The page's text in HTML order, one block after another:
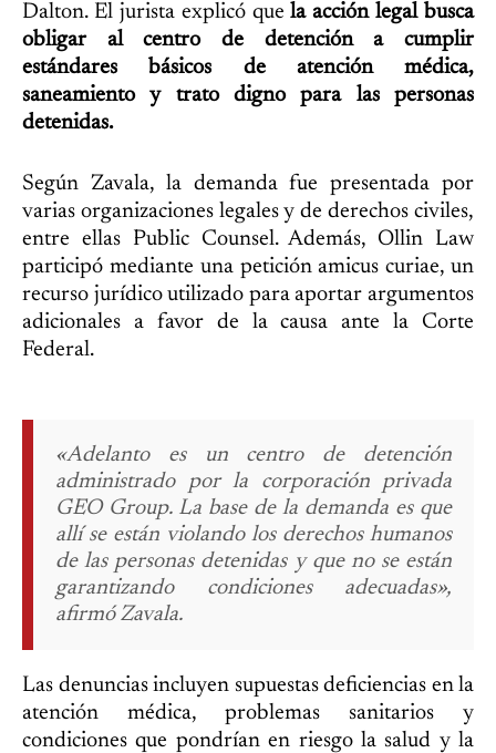
Dalton. El jurista explicó quela acción legal busca
obligar al centro de detención a cumplir
estándares básicos de atención médica,
saneamiento y trato digno para las personas
detenidas.
Según Zavala, la demanda fue presentada por
varias organizaciones legales y de derechos civiles,
entre ellas Public Counsel. Además, Ollin Law
participó mediante una petición amicus curiae, un
recurso jurídico utilizado para aportar argumentos
adicionales a favor de la causa ante la Corte
Federal.
«Adelanto es un centro de detención
administrado por la corporación privada
GEO Group. La base de la demanda es que
allí se están violando los derechos humanos
de las personas detenidas y que no se están
garantizando condiciones adecuadas»,
afirmó Zavala.
Las denuncias incluyen supuestas deficiencias en la
atención médica, problemas sanitarios y
condiciones que pondrían en riesgo la salud y la